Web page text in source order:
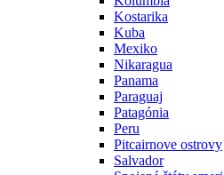
Kostarika
Kuba
Mexiko
Nikaragua
Panama
Paraguaj
Patagónia
Peru
Pitcairnove ostrovy
Salvador